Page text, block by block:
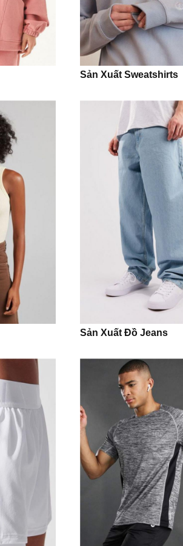
Sản Xuất Sweatshirts
Sản Xuất Đồ Jeans